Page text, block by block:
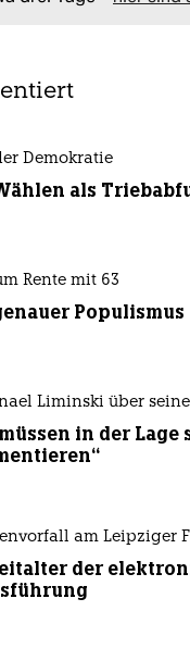
Demokratie
als
Rente mit 63
Populismus
Liminski über seine
in der Lage
am Leipziger
der